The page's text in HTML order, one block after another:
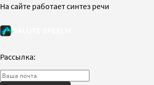
На сайте работает синтез речи
Рассылка: